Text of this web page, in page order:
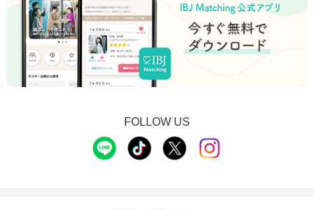
FOLLOW US